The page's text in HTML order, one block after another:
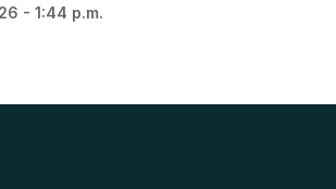
- 1:44 p.m.